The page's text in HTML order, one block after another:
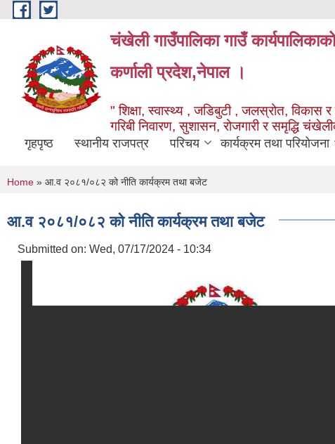
Skip to main content
चंखेली गाउँपालिका गाउँ
कर्णाली प्रदेश,नेपाल ।
" शिक्षा, स्वास्थ्य , जडिबुटी , जलस्रोत, विकास र
गरिबी निवारण, सुशासन, रोजगारी र समृद्धि
गृहपृष्ठ स्थानीय राजपत्र परिचय कार्यक्रम तथा परियोजना
You are here
Home » आ.व २०८१/०८२ को नीति कार्यक्रम तथा बजेट
आ.व २०८१/०८२ को नीति कार्यक्रम तथा बजेट
Submitted on: Wed, 07/17/2024 - 10:34